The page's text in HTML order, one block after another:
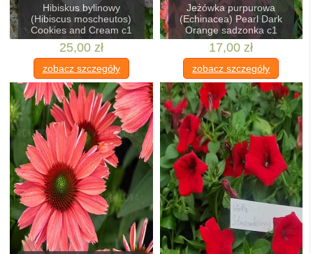
Hibiskus bylinowy
(Hibiscus moscheutos)
Cookies and Cream c1
25,00 zł
zobacz szczegóły
Jeżówka purpurowa
(Echinacea) Pearl Dark
Orange sadzonka c1
17,00 zł
zobacz szczegóły